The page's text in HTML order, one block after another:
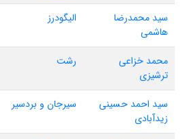
سید محمدرضا
هاشمی
الیگودرز
محمد خزاعی
ترشیزی
رشت
سید احمد حسینی
زیدآبادی
سیرجان و بردسیر